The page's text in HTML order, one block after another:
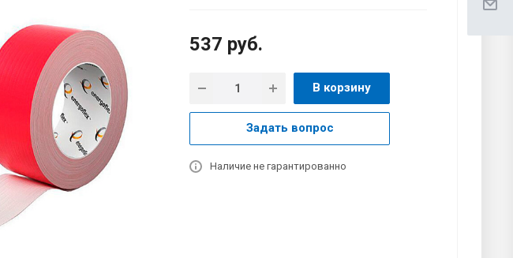
537 руб.
В корзину
Задать вопрос
Наличие не гарантированно